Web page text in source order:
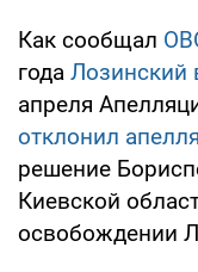
Как сообщал
года Лозинский
апреля
отклонил
решение
Киевской
освобождении